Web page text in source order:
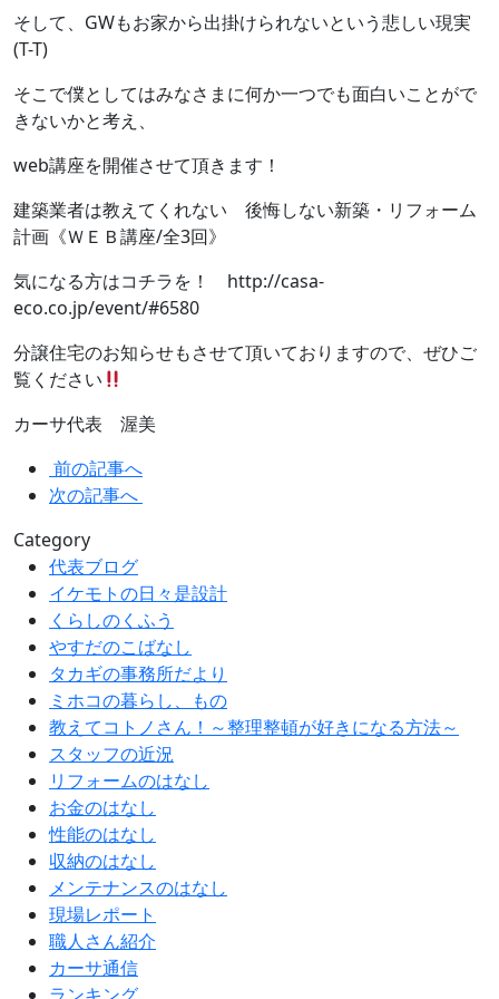
そして、GWもお家から出掛けられないという悲しい現実
(T-T)
そこで僕としてはみなさまに何か一つでも面白いことがで
きないかと考え、
web講座を開催させて頂きます！
建築業者は教えてくれない 後悔しない新築・リフォーム
計画《ＷＥＢ講座/全3回》
気になる方はコチラを！ http://casa-
eco.co.jp/event/#6580
分譲住宅のお知らせもさせて頂いておりますので、ぜひご
覧ください
カーサ代表 渥美
前の記事へ
次の記事へ
Category
代表ブログ
イケモトの日々是設計
くらしのくふう
やすだのこばなし
タカギの事務所だより
ミホコの暮らし、もの
教えてコトノさん！～整理整頓が好きになる方法～
スタッフの近況
リフォームのはなし
お金のはなし
性能のはなし
収納のはなし
メンテナンスのはなし
現場レポート
職人さん紹介
カーサ通信